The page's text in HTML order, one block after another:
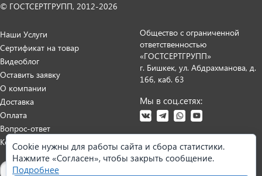
© ГОСТСЕРТГРУПП, 2012-2026
Наши Услуги
Сертификат на товар
Видеоблог
Оставить заявку
О компании
Доставка
Оплата
Вопрос-ответ
Контакты
Общество с ограниченной
ответственностью
«ГОСТСЕРТГРУПП»
г. Бишкек, ул. Абдрахманова, д.
166, каб. 63
Мы в соц.сетях:
Cookie нужны для работы сайта и сбора статистики.
Нажмите «Согласен», чтобы закрыть сообщение.
Подробнее